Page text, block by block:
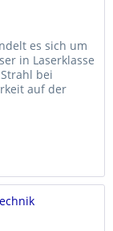
es sich um
in Laserklasse
bei
auf der